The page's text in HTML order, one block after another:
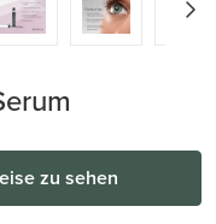
zu sehen